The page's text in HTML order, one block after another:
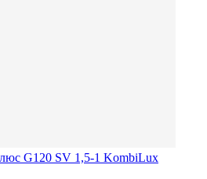
G120 SV 1,5-1 KombiLux